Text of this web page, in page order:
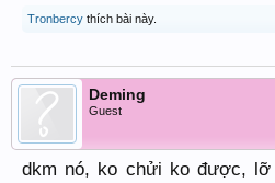
Tronbercy thích bài này.
Deming
Guest
dkm nó, ko chửi ko được, lỡ